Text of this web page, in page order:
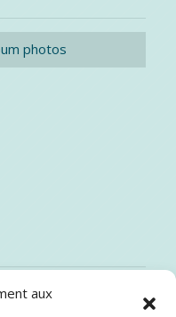
aux
photos